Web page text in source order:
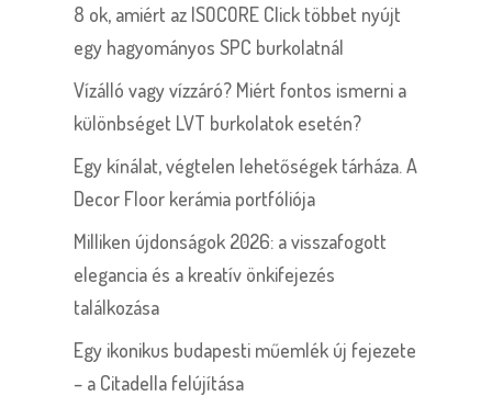
8 ok, amiért az ISOCORE Click többet nyújt
egy hagyományos SPC burkolatnál
Vízálló vagy vízzáró? Miért fontos ismerni a
különbséget LVT burkolatok esetén?
Egy kínálat, végtelen lehetőségek tárháza. A
Decor Floor kerámia portfóliója
Milliken újdonságok 2026: a visszafogott
elegancia és a kreatív önkifejezés
találkozása
Egy ikonikus budapesti műemlék új fejezete
– a Citadella felújítása